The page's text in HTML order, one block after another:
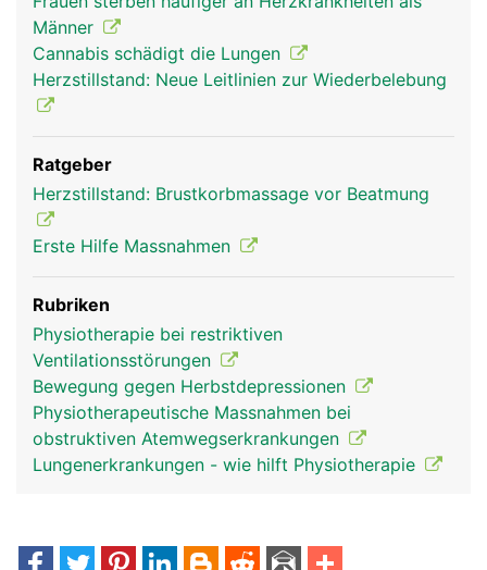
Männer
Cannabis schädigt die Lungen
Herzstillstand: Neue Leitlinien zur Wiederbelebung
Ratgeber
Herzstillstand: Brustkorbmassage vor Beatmung
Erste Hilfe Massnahmen
Rubriken
Physiotherapie bei restriktiven
Ventilationsstörungen
Bewegung gegen Herbstdepressionen
Physiotherapeutische Massnahmen bei
obstruktiven Atemwegserkrankungen
Lungenerkrankungen - wie hilft Physiotherapie